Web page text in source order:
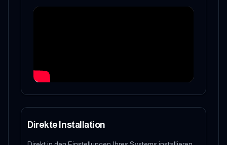
Direkte Installation